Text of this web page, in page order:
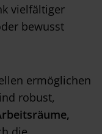
vielfältiger
bewusst
ermöglichen
robust,